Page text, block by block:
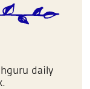
daily